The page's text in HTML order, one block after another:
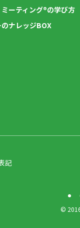
ーティング®の学び方
ナレッジBOX
記
©